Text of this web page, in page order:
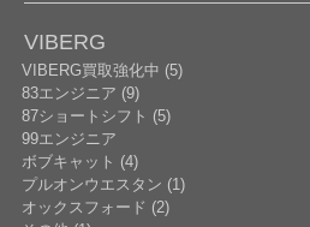
VIBERG
VIBERG買取強化中 (5)
83エンジニア (9)
87ショートシフト (5)
99エンジニア
ボブキャット (4)
プルオンウエスタン (1)
オックスフォード (2)